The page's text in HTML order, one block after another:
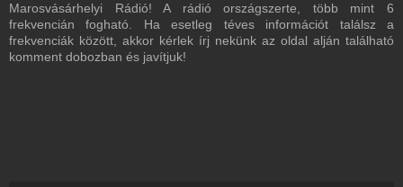
Bejelentkezés
Hozz létre saját fiókot!
Műsorújság
Marosvásárhelyi Rádió! A rádió országszerte, több mint 6
frekvencián fogható. Ha esetleg téves információt találsz a
frekvenciák között, akkor kérlek írj nekünk az oldal alján található
komment dobozban és javítjuk!